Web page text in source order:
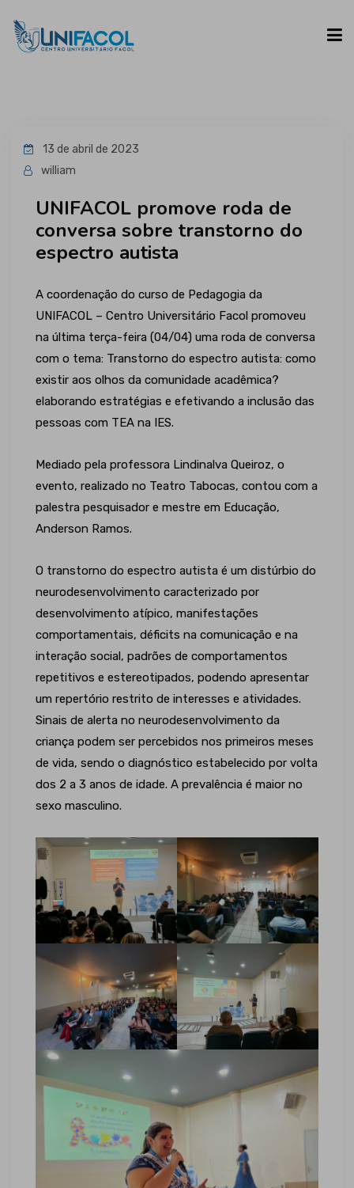
CURSOS
ESPAÇO DO ALUNO
CONTATO
13 de abril de 2023
william
UNIFACOL promove roda de
conversa sobre transtorno do
espectro autista
A coordenação do curso de Pedagogia da
UNIFACOL – Centro Universitário Facol promoveu
na última terça-feira (04/04) uma roda de conversa
com o tema: Transtorno do espectro autista: como
existir aos olhos da comunidade acadêmica?
elaborando estratégias e efetivando a inclusão das
pessoas com TEA na IES.
Mediado pela professora Lindinalva Queiroz, o
evento, realizado no Teatro Tabocas, contou com a
palestra pesquisador e mestre em Educação,
Anderson Ramos.
O transtorno do espectro autista é um distúrbio do
neurodesenvolvimento caracterizado por
desenvolvimento atípico, manifestações
comportamentais, déficits na comunicação e na
interação social, padrões de comportamentos
repetitivos e estereotipados, podendo apresentar
um repertório restrito de interesses e atividades.
Sinais de alerta no neurodesenvolvimento da
criança podem ser percebidos nos primeiros meses
de vida, sendo o diagnóstico estabelecido por volta
dos 2 a 3 anos de idade. A prevalência é maior no
sexo masculino.